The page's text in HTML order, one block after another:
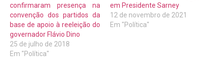
confirmaram presença na
convenção dos partidos da
base de apoio à reeleição do
governador Flávio Dino
25 de julho de 2018
Em "Política"
em Presidente Sarney
12 de novembro de 2021
Em "Política"